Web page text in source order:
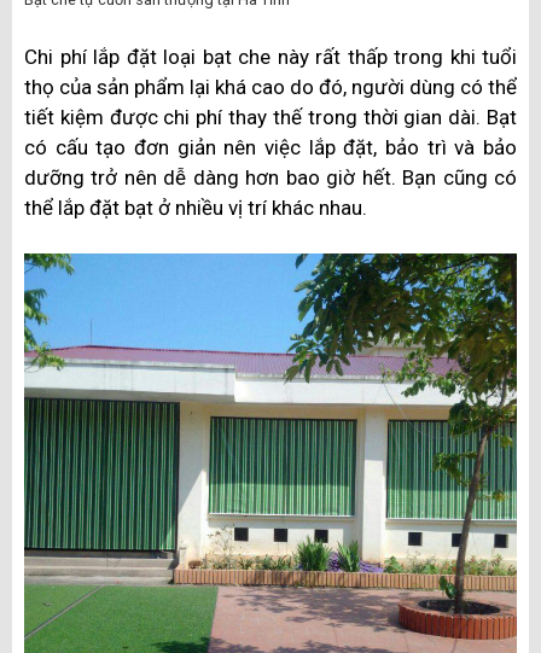
Chi phí lắp đặt loại bạt che này rất thấp trong khi tuổi
thọ của sản phẩm lại khá cao do đó, người dùng có thể
tiết kiệm được chi phí thay thế trong thời gian dài. Bạt
có cấu tạo đơn giản nên việc lắp đặt, bảo trì và bảo
dưỡng trở nên dễ dàng hơn bao giờ hết. Bạn cũng có
thể lắp đặt bạt ở nhiều vị trí khác nhau.